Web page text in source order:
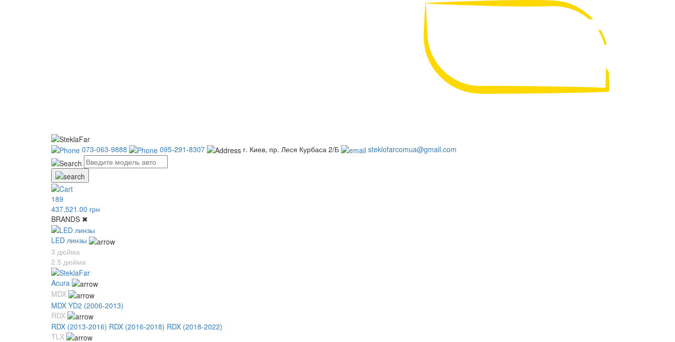
073-063-9888 095-291-8307 г. Киев, пр. Леся Курбаса 2/Б steklofarcomua@gmail.com
189
437,521.00 грн
BRANDS ✖
LED линзы
3 дюйма
2.5 дюйма
Acura
MDX
MDX YD2 (2006-2013)
RDX
RDX (2013-2016) RDX (2016-2018) RDX (2018-2022)
TLX